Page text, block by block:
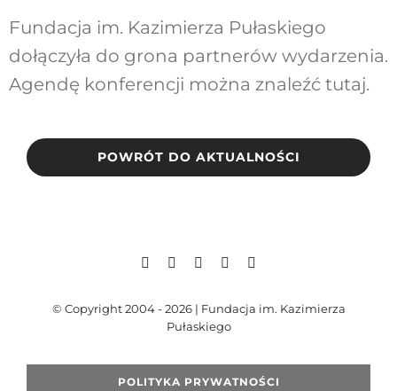
Fundacja im. Kazimierza Pułaskiego
dołączyła do grona partnerów wydarzenia.
Agendę konferencji można znaleźć tutaj.
POWRÓT DO AKTUALNOŚCI
© Copyright 2004 - 2026 | Fundacja im. Kazimierza
Pułaskiego
POLITYKA PRYWATNOŚCI